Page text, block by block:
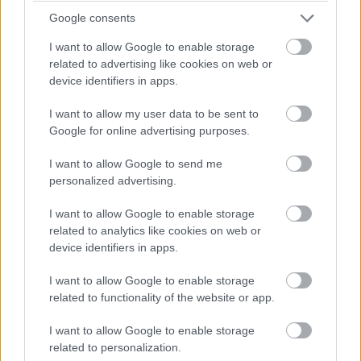
Google consents
I want to allow Google to enable storage
related to advertising like cookies on web or
device identifiers in apps.
I want to allow my user data to be sent to
Google for online advertising purposes.
I want to allow Google to send me
personalized advertising.
I want to allow Google to enable storage
related to analytics like cookies on web or
device identifiers in apps.
I want to allow Google to enable storage
related to functionality of the website or app.
I want to allow Google to enable storage
related to personalization.
számítógép-használat alapértelmezett módjává, mert a
korábbi Windowsok valójában az MS-DOS fölött futó
grafikus környezetek voltak.